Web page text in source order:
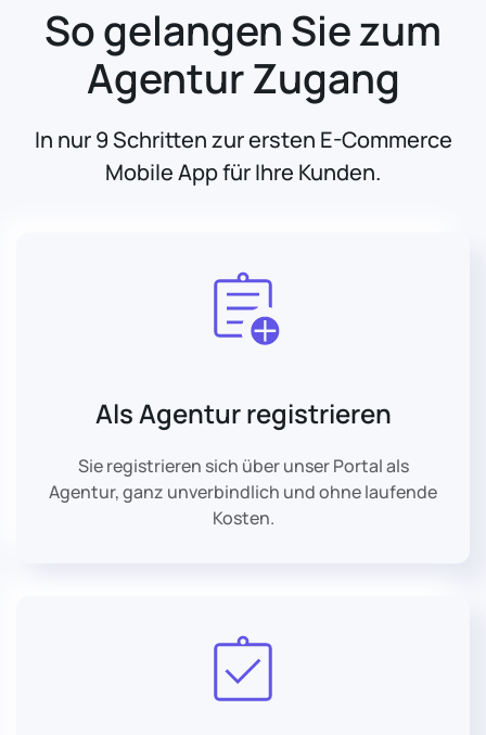
So gelangen Sie zum
Agentur Zugang
In nur 9 Schritten zur ersten E-Commerce
Mobile App für Ihre Kunden.
Als Agentur registrieren
Sie registrieren sich über unser Portal als
Agentur, ganz unverbindlich und ohne laufende
Kosten.